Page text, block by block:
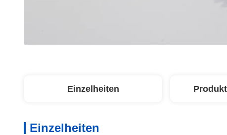
Einzelheiten
Einzelheiten